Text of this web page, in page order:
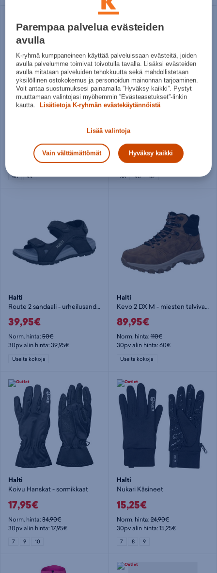
Norm. hinta:249€
30pv alin hinta: 85€
40 44
59,95€
Norm. hinta:159€
30pv alin hinta: 59,95€
38 40 42
Halti
Route 2 sandaali - urheilusandaalit
39,95€
Norm. hinta:50€
30pv alin hinta: 39,95€
Useita kokoja
Halti
Kevo 2 DX M - miesten talvivarsikengät
89,95€
Norm. hinta:110€
30pv alin hinta: 60€
Useita kokoja
Halti
Koivu Hanskat - sormikkaat
17,95€
Norm. hinta:34,90€
30pv alin hinta: 17,95€
7 9 10
Halti
Nukari Käsineet
15,25€
Norm. hinta:24,90€
30pv alin hinta: 15,25€
7 8 9
Parempaa palvelua evästeiden
avulla
K-ryhmä kumppaneineen käyttää palveluissaan evästeitä, joiden
avulla palvelumme toimivat toivotulla tavalla. Lisäksi evästeiden
avulla mitataan palveluiden tehokkuutta sekä mahdollistetaan
yksilöllinen ostokokemus ja personoidun mainonnan tarjoaminen.
Voit antaa suostumuksesi painamalla ”Hyväksy kaikki”. Pystyt
muuttamaan valintojasi myöhemmin ”Evästeasetukset”-linkin
kautta.
Lisätietoja K-ryhmän evästekäytännöistä
Lisää valintoja
Vain välttämättömät Hyväksy kaikki